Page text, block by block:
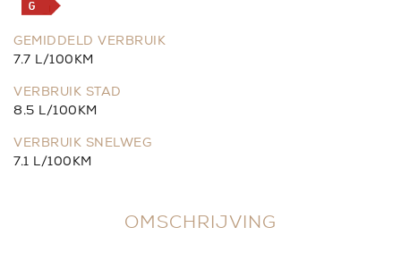
GEMIDDELD VERBRUIK
7.7 L/100KM
VERBRUIK STAD
8.5 L/100KM
VERBRUIK SNELWEG
7.1 L/100KM
OMSCHRIJVING